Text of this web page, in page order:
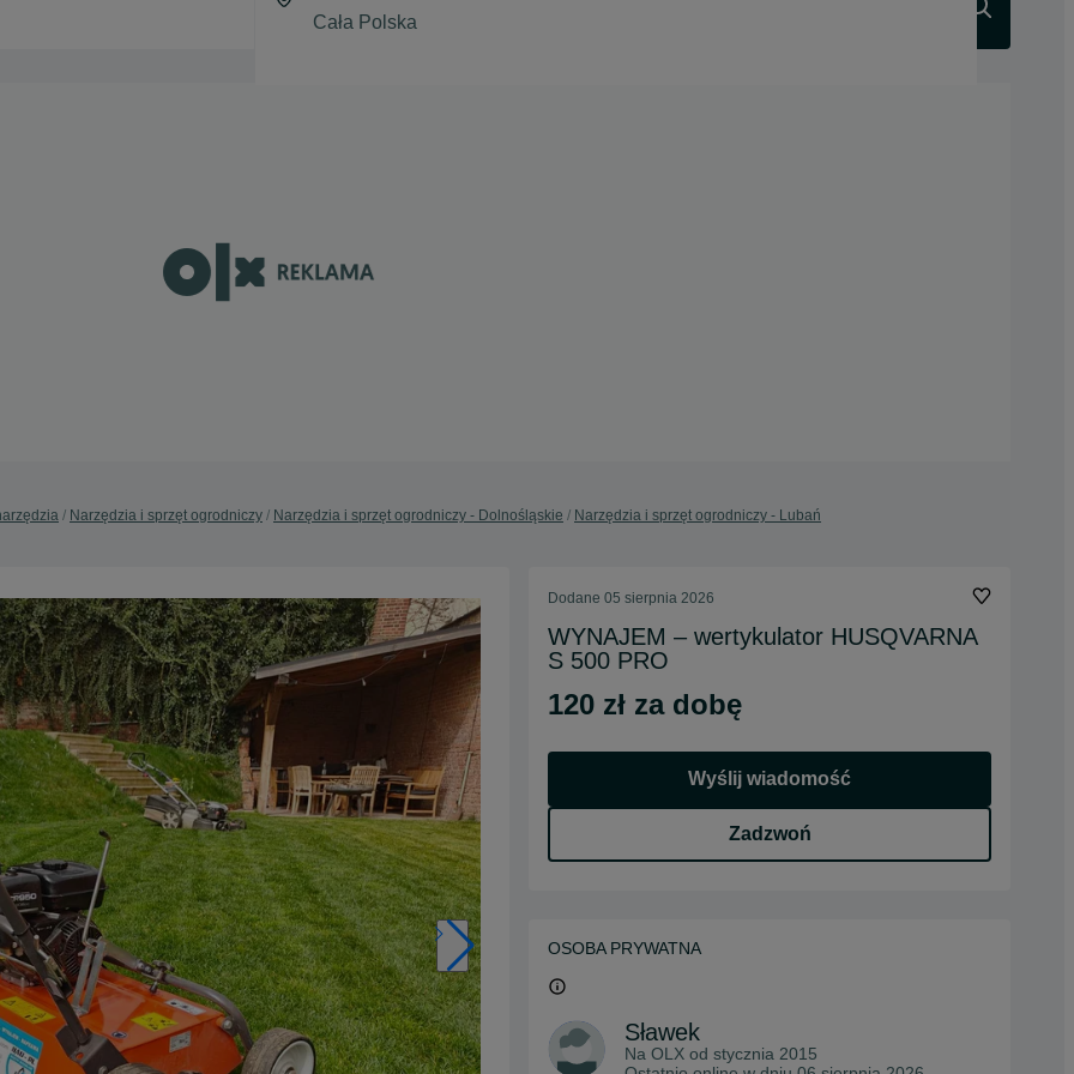
Narzędzia i sprzęt ogrodniczy Narzędzia i sprzęt ogrodniczy - Dolnośląskie Narzędzia i sprzęt ogrodniczy - Lubań
Dodane 05 sierpnia 2026
WYNAJEM – wertykulator HUSQVARNA
S 500 PRO
120 zł za dobę
Wyślij wiadomość
Zadzwoń
OSOBA PRYWATNA
Sławek
Na OLX od stycznia 2015